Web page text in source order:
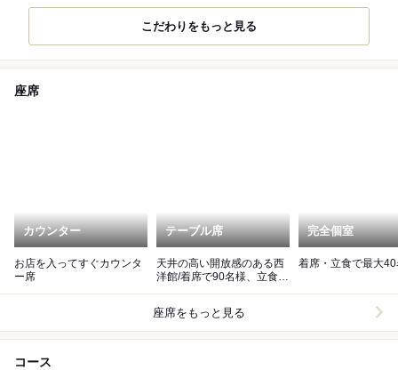
こだわりをもっと見る
座席
カウンター
お店を入ってすぐカウンタ
ー席
テーブル席
天井の高い開放感のある西
洋館/着席で90名様、立食で
完全個室
着席・立食で最大
座席をもっと見る
コース